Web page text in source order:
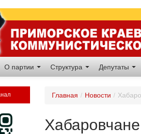
О партии Структура Депутаты
Главная / Новости /